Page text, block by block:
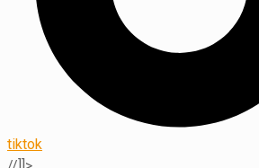
tiktok